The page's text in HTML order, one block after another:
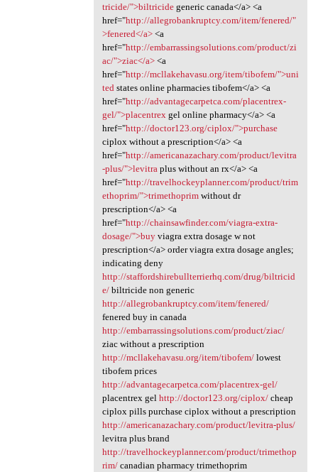
tricide/">biltricidegeneric canada</a> <a
href="http://allegrobankruptcy.com/item/fenered/"
>fenered</a><a
href="http://embarrassingsolutions.com/product/zi
ac/">ziac</a><a
href="http://mcllakehavasu.org/item/tibofem/">uni
tedstates online pharmacies tibofem</a> <a
href="http://advantagecarpetca.com/placentrex-
gel/">placentrexgel online pharmacy</a> <a
href="http://doctor123.org/ciplox/">purchase
ciplox without a prescription</a> <a
href="http://americanazachary.com/product/levitra
-plus/">levitraplus without an rx</a> <a
href="http://travelhockeyplanner.com/product/trim
ethoprim/">trimethoprimwithout dr
prescription</a> <a
href="http://chainsawfinder.com/viagra-extra-
dosage/">buyviagra extra dosage w not
prescription</a> order viagra extra dosage angles;
indicating deny
http://staffordshirebullterrierhq.com/drug/biltricid
e/biltricide non generic
http://allegrobankruptcy.com/item/fenered/
fenered buy in canada
http://embarrassingsolutions.com/product/ziac/
ziac without a prescription
http://mcllakehavasu.org/item/tibofem/lowest
tibofem prices
http://advantagecarpetca.com/placentrex-gel/
placentrex gel http://doctor123.org/ciplox/cheap
ciplox pills purchase ciplox without a prescription
http://americanazachary.com/product/levitra-plus/
levitra plus brand
http://travelhockeyplanner.com/product/trimethop
rim/canadian pharmacy trimethoprim